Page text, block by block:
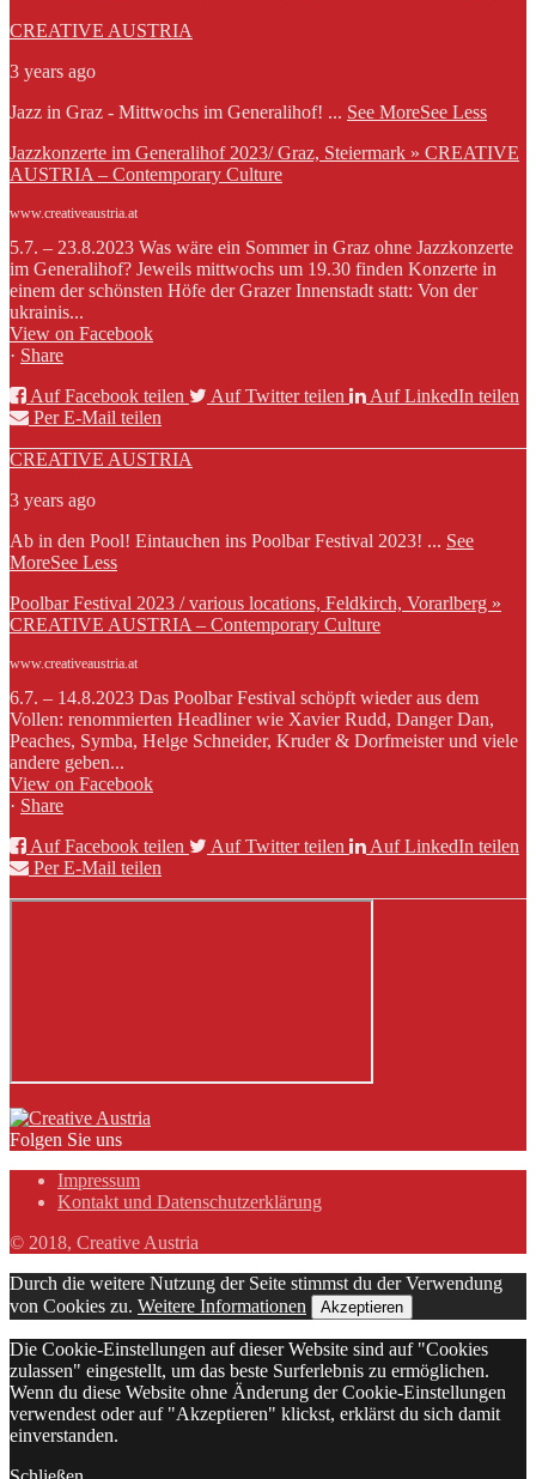
CREATIVE AUSTRIA
3 years ago
Jazz in Graz - Mittwochs im Generalihof! ... See MoreSee Less
Jazzkonzerte im Generalihof 2023/ Graz, Steiermark » CREATIVE
AUSTRIA – Contemporary Culture
www.creativeaustria.at
5.7. – 23.8.2023 Was wäre ein Sommer in Graz ohne Jazzkonzerte
im Generalihof? Jeweils mittwochs um 19.30 finden Konzerte in
einem der schönsten Höfe der Grazer Innenstadt statt: Von der
ukrainis...
View on Facebook
· Share
Auf Facebook teilen
Auf Twitter teilen
Auf LinkedIn teilen
Per E-Mail teilen
CREATIVE AUSTRIA
3 years ago
Ab in den Pool! Eintauchen ins Poolbar Festival 2023! ... See
MoreSee Less
Poolbar Festival 2023 / various locations, Feldkirch, Vorarlberg »
CREATIVE AUSTRIA – Contemporary Culture
www.creativeaustria.at
6.7. – 14.8.2023 Das Poolbar Festival schöpft wieder aus dem
Vollen: renommierten Headliner wie Xavier Rudd, Danger Dan,
Peaches, Symba, Helge Schneider, Kruder & Dorfmeister und viele
andere geben...
View on Facebook
· Share
Auf Facebook teilen
Auf Twitter teilen
Auf LinkedIn teilen
Per E-Mail teilen
Folgen Sie uns
Impressum
Kontakt und Datenschutzerklärung
© 2018, Creative Austria
Durch die weitere Nutzung der Seite stimmst du der Verwendung
von Cookies zu. Weitere Informationen Akzeptieren
Die Cookie-Einstellungen auf dieser Website sind auf "Cookies
zulassen" eingestellt, um das beste Surferlebnis zu ermöglichen.
Wenn du diese Website ohne Änderung der Cookie-Einstellungen
verwendest oder auf "Akzeptieren" klickst, erklärst du sich damit
einverstanden.